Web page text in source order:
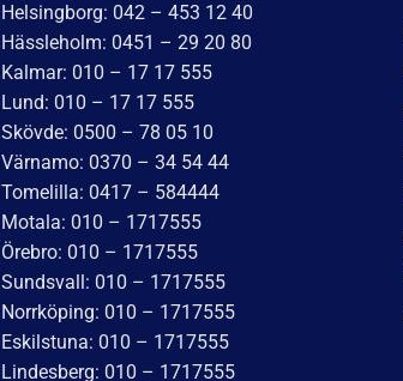
Helsingborg: 042 – 453 12 40
Hässleholm: 0451 – 29 20 80
Kalmar: 010 – 17 17 555
Lund: 010 – 17 17 555
Skövde: 0500 – 78 05 10
Värnamo: 0370 – 34 54 44
Tomelilla: 0417 – 584444
Motala: 010 – 1717555
Örebro: 010 – 1717555
Sundsvall: 010 – 1717555
Norrköping: 010 – 1717555
Eskilstuna: 010 – 1717555
Lindesberg: 010 – 1717555